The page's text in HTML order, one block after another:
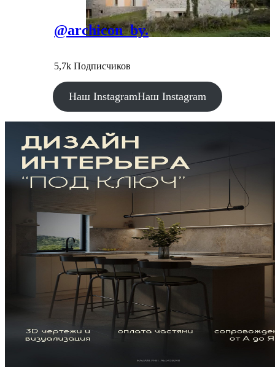
@archicon_by.
5,7k Подписчиков
Наш InstagramНаш Instagram